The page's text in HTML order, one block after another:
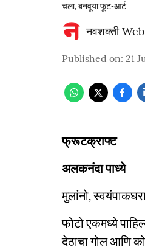
चला, बनवूया फूट-आर्ट
नवशक्ती
Published on: 21
फ्रूटक्राफ्ट
अलकनंदा पाध्ये
मुलांनो,
फोटो एकमध्ये
देठाचा गोल आणि